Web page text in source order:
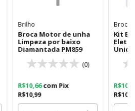
Brilho
Broca Motor de unha
Limpeza por baixo
Diamantada PM859
(0)
R$10,99
R$10,66com Pix
Brocas
Kit